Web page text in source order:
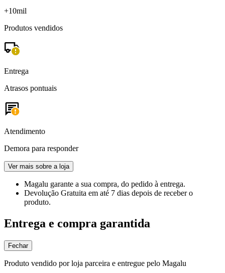
+10mil
Produtos vendidos
Entrega
Atrasos pontuais
Atendimento
Demora para responder
Ver mais sobre a loja
Magalu garante a sua compra, do pedido à entrega.
Devolução Gratuita em até 7 dias depois de receber o
produto.
Entrega e compra garantida
Fechar
Produto vendido por loja parceira e entregue pelo Magalu